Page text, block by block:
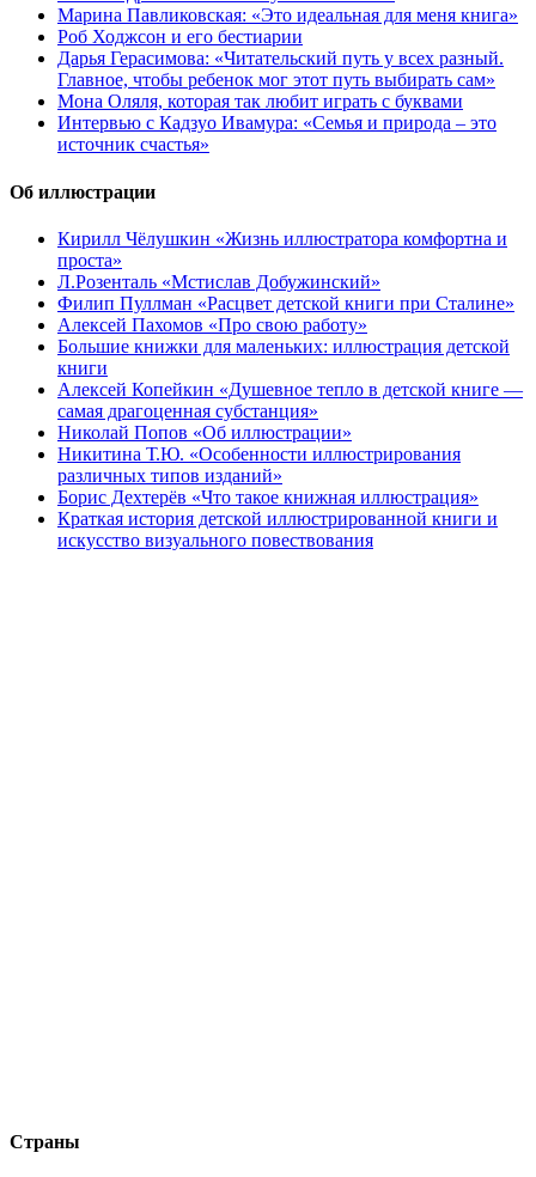
Марина Павликовская: «Это идеальная для меня книга»
Роб Ходжсон и его бестиарии
Дарья Герасимова: «Читательский путь у всех разный.
Главное, чтобы ребенок мог этот путь выбирать сам»
Мона Оляля, которая так любит играть с буквами
Интервью с Кадзуо Ивамура: «Семья и природа – это
источник счастья»
Об иллюстрации
Кирилл Чёлушкин «Жизнь иллюстратора комфортна и
проста»
Л.Розенталь «Мстислав Добужинский»
Филип Пуллман «Расцвет детской книги при Сталине»
Алексей Пахомов «Про свою работу»
Большие книжки для маленьких: иллюстрация детской
книги
Алексей Копейкин «Душевное тепло в детской книге —
самая драгоценная субстанция»
Николай Попов «Об иллюстрации»
Никитина Т.Ю. «Особенности иллюстрирования
различных типов изданий»
Борис Дехтерёв «Что такое книжная иллюстрация»
Краткая история детской иллюстрированной книги и
искусство визуального повествования
Страны